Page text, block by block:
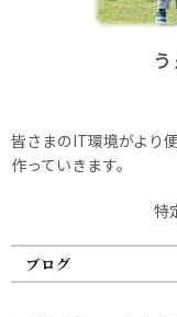
皆さまのIT環境がより
作っていきます。
特
ブログ